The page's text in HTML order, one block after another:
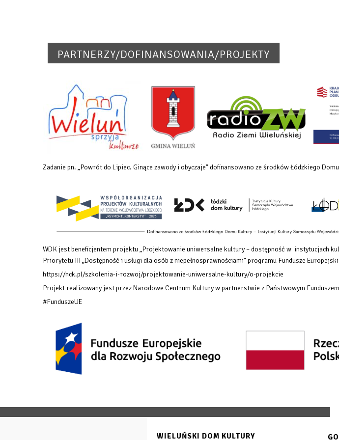
PARTNERZY/DOFINANSOWANIA/PROJEKTY
Zadanie pn. „Powrót do Lipiec. Ginące zawody i obyczaje” dofinansowano ze środków Łódzkiego
WDK jest beneficjentem projektu „Projektowanie uniwersalne kultury – dostępność w instytucjach
Priorytetu III „Dostępność i usługi dla osób z niepełnosprawnościami" programu Fundusze
https://nck.pl/szkolenia-i-rozwoj/projektowanie-uniwersalne-kultury/o-projekcie
Projekt realizowany jest przez Narodowe Centrum Kultury w partnerstwie z Państwowym
#FunduszeUE
WIELUŃSKI DOM KULTURY